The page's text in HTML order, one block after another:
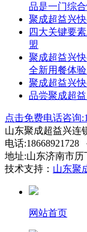
品是一门综
聚成超益兴
四大关键要
盟
聚成超益兴
全新用餐体验
聚成超益兴
品尝聚成超
点击免费电话咨询
山东聚成超益兴连
电话:18668921728
地址:山东济南市历
技术支持： 山东聚
网站首页